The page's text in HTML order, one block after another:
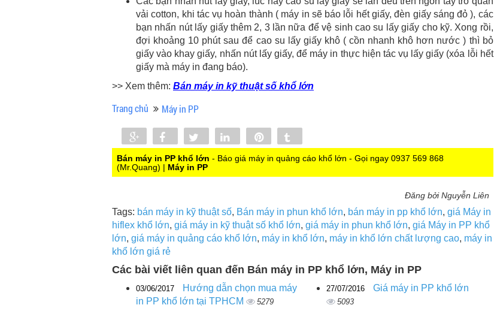
vải cotton, khi tác vụ hoàn thành ( máy in sẽ báo lỗi hết giấy, đèn giấy sáng đỏ ), các
bạn nhấn nút lấy giấy thêm 2, 3 lần nữa để vệ sinh cao su lấy giấy cho kỹ. Xong rồi,
đợi khoảng 10 phút sau để cao su lấy giấy khô ( cồn nhanh khô hơn nước ) thì bỏ
giấy vào khay giấy, nhấn nút lấy giấy, để máy in thực hiện tác vụ lấy giấy (xóa lỗi hết
giấy mà máy in đang báo).
>> Xem thêm: Bán máy in kỹ thuật số khổ lớn
Trang chủ Máy in PP
Share Share Tweet Share
0
Bán máy in PP khổ lớn - Báo giá máy in quảng cáo khổ lớn - Gọi ngay 0937 569 868
(Mr.Quang) | Máy in PP
Đăng bởi Nguyễn Liên
Tags: bán máy in kỹ thuật số, Bán máy in phun khổ lớn, bán máy in pp khổ lớn, giá Máy in
hiflex khổ lớn, giá máy in kỹ thuật số khổ lớn, giá máy in phun khổ lớn, giá Máy in PP khổ
lớn, giá máy in quảng cáo khổ lớn, máy in khổ lớn, máy in khổ lớn chất lượng cao, máy in
khổ lớn giá rẻ
Các bài viết liên quan đến Bán máy in PP khổ lớn, Máy in PP
03/06/2017
Hướng dẫn chọn mua máy
in PP khổ lớn tại TPHCM
5279
27/07/2016 Giá máy in PP khổ lớn
5093